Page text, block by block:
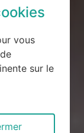
vous
sur le